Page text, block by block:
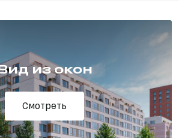
из окон
Смотреть